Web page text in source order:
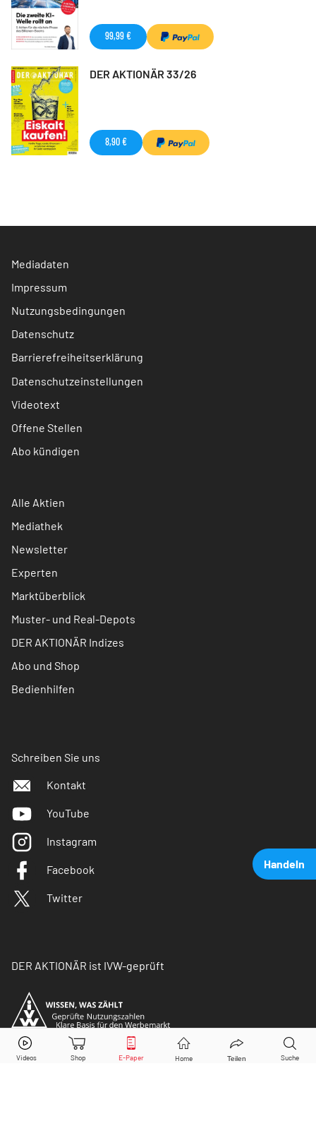
Handeln
Boeing Aktie jetzt handeln?
99,99 €
DER AKTIONÄR 33/26
8,90 €
Mediadaten
Impressum
Nutzungsbedingungen
Datenschutz
Barrierefreiheitserklärung
Datenschutzeinstellungen
Videotext
Offene Stellen
Abo kündigen
Alle Aktien
Mediathek
Newsletter
Experten
Marktüberblick
Muster- und Real-Depots
DER AKTIONÄR Indizes
Abo und Shop
Bedienhilfen
Schreiben Sie uns
Kontakt
YouTube
Instagram
Facebook
Twitter
DER AKTIONÄR ist IVW-geprüft